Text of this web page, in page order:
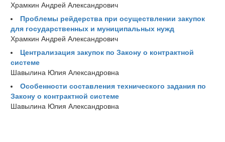
Храмкин Андрей Александрович
Проблемы рейдерства при осуществлении закупок
для государственных и муниципальных нужд
Храмкин Андрей Александрович
Централизация закупок по Закону о контрактной
системе
Шавылина Юлия Александровна
Особенности составления технического задания по
Закону о контрактной системе
Шавылина Юлия Александровна